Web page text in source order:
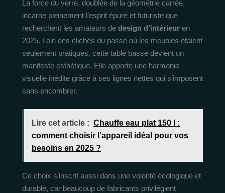
La force du verre, doublée de la géométrie carrée,
incarne pleinement l’esprit épuré et futuriste que
recherchent les amateurs de design d’intérieur en
2025. Loin des clichés du passé où les meubles étaient
seulement pratiques, cette table basse devient un
manifeste esthétique. Elle apporte une harmonie
visuelle inédite grâce à ses lignes nettes qui s’imposent
sans encombrer.
Lire cet article : Chauffe eau plat 150 l :
comment choisir l’appareil idéal pour vos
besoins en 2025 ?
Ce choix s’inscrit aussi dans une volonté écologique et
durable, car beaucoup de fabricants privilégient